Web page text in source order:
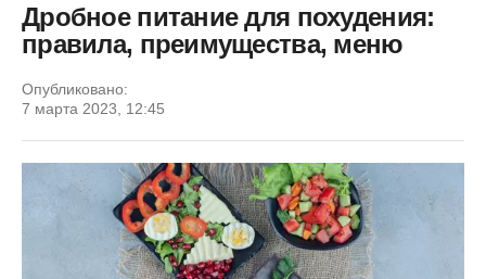
Дробное питание для похудения:
правила, преимущества, меню
Опубликовано:
7 марта 2023, 12:45